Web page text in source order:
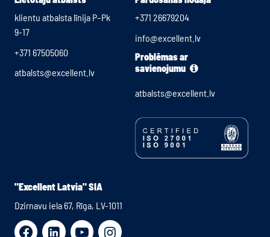
klientu atbalsta līnija P–Pk
9-17
+371 67505060
atbalsts@excellent.lv
+371 26679204
info@excellent.lv
Problēmas ar
savienojumu
atbalsts@excellent.lv
"Excellent Latvia" SIA
Dzirnavu iela 67, Rīga, LV-1011